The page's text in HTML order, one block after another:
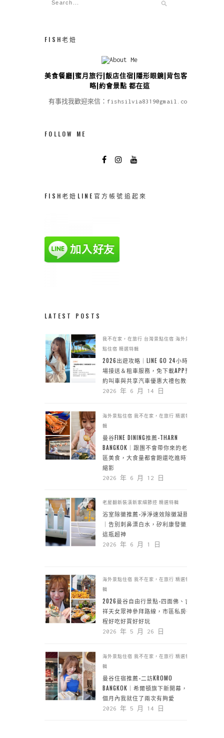
FISH老妞
美食餐廳|蜜月旅行|飯店住宿|隱形眼鏡|背包客攻
略|約會景點 都在這
有事找我歡迎來信：fishsilvia8319@gmail.com
FOLLOW ME
FISH老妞LINE官方帳號追起來
LATEST POSTS
我不在家，在旅行 台灣景點住宿 海外景
點住宿 精選特輯
2026出遊攻略｜LINE GO 24小時機
場接送＆租車服務，免下載APP預
約叫車與共享汽車優惠大禮包教學
2026 年 6 月 14 日
海外景點住宿 我不在家，在旅行 精選特
輯
曼谷FINE DINING推薦-THARN
BANGKOK｜跟團不會帶你來的老城
區美食，大食量都會飽還吃進時空
縮影
2026 年 6 月 12 日
老屋翻新裝潢新家細節控 精選特輯
浴室除黴推薦-淨淨速效除黴凝膠
｜告別刺鼻漂白水，矽利康發黴靠
這瓶超神
2026 年 6 月 1 日
海外景點住宿 我不在家，在旅行 精選特
輯
2026曼谷自由行景點-四面佛、吉
祥天女眾神參拜路線，市區私房行
程好吃好買好好玩
2026 年 5 月 26 日
海外景點住宿 我不在家，在旅行 精選特
輯
曼谷住宿推薦-二訪KROMO
BANGKOK｜希爾頓旗下新開幕，一
個月內我就住了兩次有夠愛
2026 年 5 月 14 日